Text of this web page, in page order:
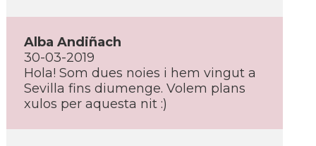
Alba Andiñach
30-03-2019
Hola! Som dues noies i hem vingut a
Sevilla fins diumenge. Volem plans
xulos per aquesta nit :)